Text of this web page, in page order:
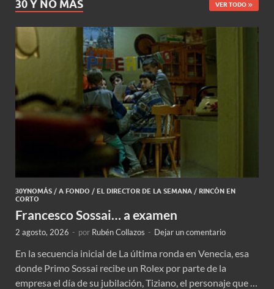
30 Y NO MÁS VER TODO
30YNOMÁS / A FONDO / EL DIRECTOR DE LA SEMANA / RINCÓN EN
CORTO
Francesco Sossai… a examen
2 agosto, 2026 - por Rubén Collazos - Dejar un comentario
En la secuencia inicial de La última ronda en Venecia, esa
donde Primo Sossai recibe un Rolex por parte de la
empresa el día de su jubilación, Tiziano, el personaje que …